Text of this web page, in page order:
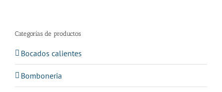
Categorías de productos
Bocados calientes
Bomboneria